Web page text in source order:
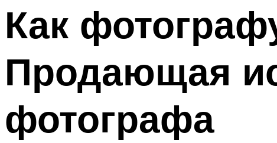
Как
Продающая
фотографа